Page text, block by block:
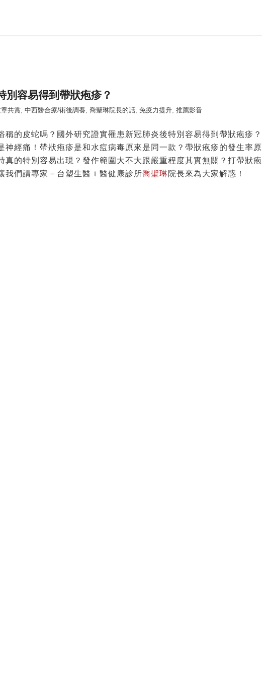
別容易得到帶狀疱疹？
共賞, 中西醫合療/術後調養, 喬聖琳院長的話, 免疫力提升, 推薦影音
稱的皮蛇嗎？國外研究證實罹患新冠肺炎後特別容易得到帶狀疱疹？
神經痛！帶狀疱疹是和水痘病毒原來是同一款？帶狀疱疹的發生率原
真的特別容易出現？發作範圍大不大跟嚴重程度其實無關？打帶狀疱
我們請專家－台塑生醫ｉ醫健康診所喬聖琳院長來為大家解惑！